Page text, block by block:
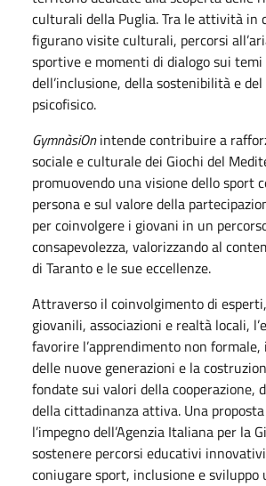
culturali della Puglia. Tra le attività in
figurano visite culturali, percorsi
sportive e momenti di dialogo sui
dell’inclusione, della sostenibilità e
psicofisico.
GymnàsiOnintende contribuire a
sociale e culturale dei Giochi del
promuovendo una visione dello sport
persona e sul valore della
per coinvolgere i giovani in un
consapevolezza, valorizzando al
di Taranto e le sue eccellenze.
Attraverso il coinvolgimento di
giovanili, associazioni e realtà locali,
favorire l’apprendimento non
delle nuove generazioni e la
fondate sui valori della cooperazione,
della cittadinanza attiva. Una
l’impegno dell’Agenzia Italiana per la
sostenere percorsi educativi
coniugare sport, inclusione e sviluppo